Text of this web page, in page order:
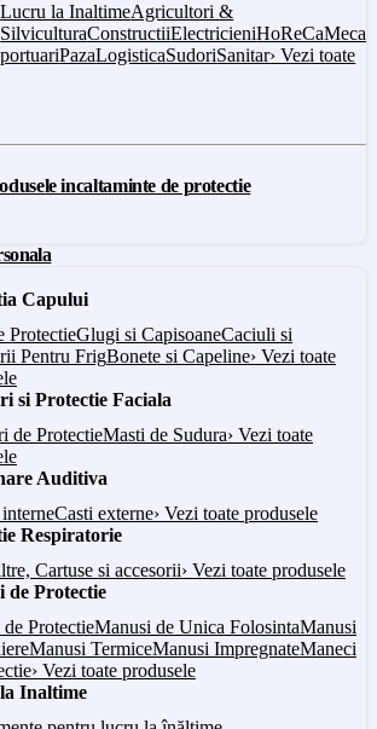
Lucru la InaltimeAgricultori &
SilviculturaConstructiiElectricieniHoReCa
portuariPazaLogisticaSudoriSanitar› Vezi toate
incaltaminte de protectie
Capului
ProtectieGlugi si CapisoaneCaciuli si
Pentru FrigBonete si Capeline› Vezi toate
si Protectie Faciala
de ProtectieMasti de Sudura› Vezi toate
Auditiva
Casti externe› Vezi toate produsele
Respiratorie
Cartuse si accesorii› Vezi toate produsele
de Protectie
ProtectieManusi de Unica FolosintaManusi
Manusi TermiceManusi ImpregnateManeci
› Vezi toate produsele
Inaltime